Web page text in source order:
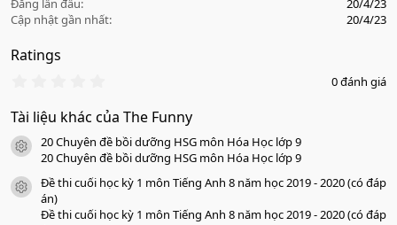
Đăng lần đầu
20/4/23
Cập nhật gần nhất
20/4/23
Ratings
0
0
s
a
o
0 đánh giá
Tài liệu khác của The Funny
icon tài liệu
20 Chuyên đề bồi dưỡng HSG môn Hóa Học lớp 9
20 Chuyên đề bồi dưỡng HSG môn Hóa Học lớp 9
icon tài liệu
Đề thi cuối học kỳ 1 môn Tiếng Anh 8 năm học 2019 - 2020 (có đáp
án)
Đề thi cuối học kỳ 1 môn Tiếng Anh 8 năm học 2019 - 2020 (có đáp